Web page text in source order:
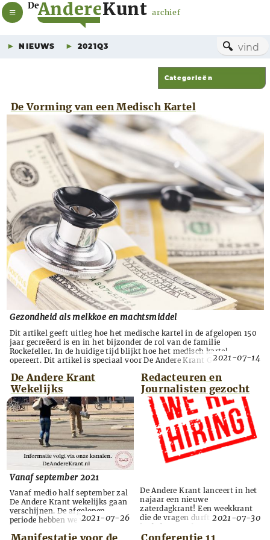
DeAndereKunt archief
NIEUWS 2021Q3 🔍
De Vorming van een Medisch Kartel
Gezondheid als melkkoe en machtsmiddel
Dit artikel geeft uitleg hoe het medische kartel in de afgelopen 150
jaar gecreëerd is en in het bijzonder de rol van de familie
Rockefeller. In de huidige tijd blijkt hoe het medisch kartel
opereert. Dit artikel is speciaal voor De Andere Krant Gezondheid
(WPG) geldt in onze maatschappi...
2021-07-14
De Andere Krant
Wekelijks
Vanaf september 2021
Vanaf medio half september zal
De Andere Krant wekelijks gaan
verschijnen. De afgelopen
periode hebben we weinig van
de achtergrond druk bezig
2021-07-26
Redacteuren en
Journalisten gezocht
De Andere Krant lanceert in het
najaar een nieuwe
zaterdagkrant! Een weekkrant
die de vragen durft te stellen die
in de bestaande media niet aan
de orde komen. Over het
2021-07-30
Manifestatie voor de
Conferentie 11